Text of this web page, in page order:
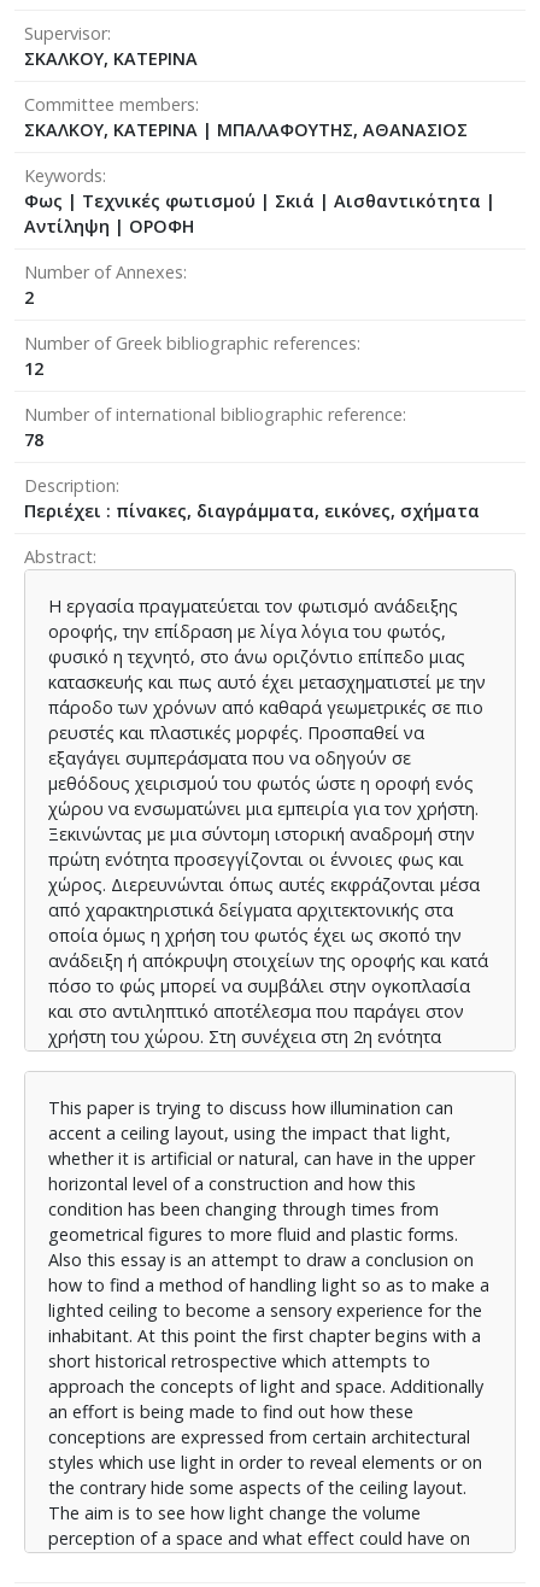
Supervisor
ΣΚΑΛΚΟΥ, ΚΑΤΕΡΙΝΑ
Committee members
ΣΚΑΛΚΟΥ, ΚΑΤΕΡΙΝΑ | ΜΠΑΛΑΦΟΥΤΗΣ, ΑΘΑΝΑΣΙΟΣ
Keywords
Φως | Τεχνικές φωτισμού | Σκιά | Αισθαντικότητα |
Αντίληψη | ΟΡΟΦΗ
Number of Annexes
2
Number of Greek bibliographic references
12
Number of international bibliographic reference
78
Description
Περιέχει : πίνακες, διαγράμματα, εικόνες, σχήματα
Abstract
Η εργασία πραγματεύεται τον φωτισμό ανάδειξης
οροφής, την επίδραση με λίγα λόγια του φωτός,
φυσικό η τεχνητό, στο άνω οριζόντιο επίπεδο μιας
κατασκευής και πως αυτό έχει μετασχηματιστεί με την
πάροδο των χρόνων από καθαρά γεωμετρικές σε πιο
ρευστές και πλαστικές μορφές. Προσπαθεί να
εξαγάγει συμπεράσματα που να οδηγούν σε
μεθόδους χειρισμού του φωτός ώστε η οροφή ενός
χώρου να ενσωματώνει μια εμπειρία για τον χρήστη.
Ξεκινώντας με μια σύντομη ιστορική αναδρομή στην
πρώτη ενότητα προσεγγίζονται οι έννοιες φως και
χώρος. Διερευνώνται όπως αυτές εκφράζονται μέσα
από χαρακτηριστικά δείγματα αρχιτεκτονικής στα
οποία όμως η χρήση του φωτός έχει ως σκοπό την
ανάδειξη ή απόκρυψη στοιχείων της οροφής και κατά
πόσο το φώς μπορεί να συμβάλει στην ογκοπλασία
και στο αντιληπτικό αποτέλεσμα που παράγει στον
χρήστη του χώρου. Στη συνέχεια στη 2η ενότητα
προσδίδουν ταυτότητα σε μια οροφή. Στη τρίτη
ενότητα αναλύονται οι τεχνικές χειρισμού του
φωτός. Παρουσιάζονται τα διαθέσιμα σύγχρονα
φωτιστικά σώματα με τα τεχνικά τους χαρακτηριστικά.
Εξετάζονται οι διαφορές του διάχυτου και του
κατευθυνόμενου φωτισμού και πως το φώς μπορεί
να αναδείξει η να αποκρύψει τα στοιχεία μιας
αρχιτεκτονικής σύνθεσης και τέλος επιχειρείται η
κατηγοριοποίηση τεχνικών χειρισμού του φωτός και
της σκιάς, της διάταξης των φωτιστικών σωμάτων
ανάλογα με τα φωτομετρικά τους χαρακτηριστικά, τα
υλικά από τα οποία πρόκειται να ή είναι ήδη
κατασκευασμένα τα αρχιτεκτονικά στοιχεία και των
ιδιοτήτων αυτών ανάλογα με την γεωμετρία του
χώρου και του επιθυμητού αποτελέσματος. Τέλος στη
τέταρτη ενότητα γίνεται μια προσπάθεια
μοντελοποίησης των συμπερασμάτων της τρίτης
ενότητας και αναζητείται αν τελικά προκύπτει μια
This paper is trying to discuss how illumination can
accent a ceiling layout, using the impact that light,
whether it is artificial or natural, can have in the upper
horizontal level of a construction and how this
condition has been changing through times from
geometrical figures to more fluid and plastic forms.
Also this essay is an attempt to draw a conclusion on
how to find a method of handling light so as to make a
lighted ceiling to become a sensory experience for the
inhabitant. At this point the first chapter begins with a
short historical retrospective which attempts to
approach the concepts of light and space. Additionally
an effort is being made to find out how these
conceptions are expressed from certain architectural
styles which use light in order to reveal elements or on
the contrary hide some aspects of the ceiling layout.
The aim is to see how light change the volume
perception of a space and what effect could have on